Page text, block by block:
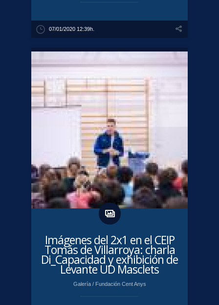
07/01/2020 12:39h.
Imágenes del 2x1 en el CEIP
Tomás de Villarroya: charla
Di_Capacidad y exhibición de
Levante UD Masclets
Galería / Fundación Cent Anys